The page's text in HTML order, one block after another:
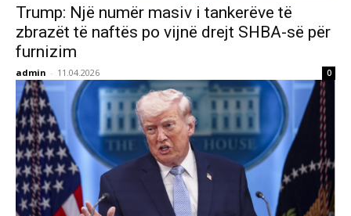
Trump: Një numër masiv i tankerëve të
zbrazët të naftës po vijnë drejt SHBA-së për
furnizim
admin - 11.04.2026 0